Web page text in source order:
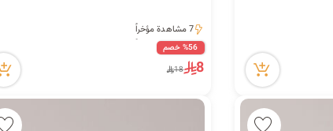
7 مشاهدة مؤخراً
7 مشاهدة مؤخراً
%56 خصم
8
18